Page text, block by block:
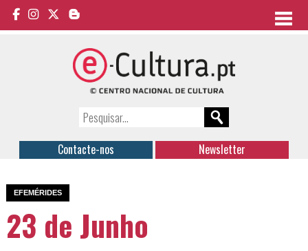
Contacte-nos Newsletter
EFEMÉRIDES
23 de Junho